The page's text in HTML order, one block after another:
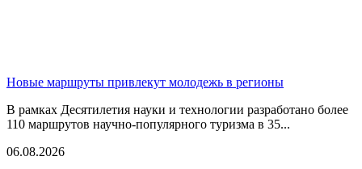
Новые маршруты привлекут молодежь в регионы
В рамках Десятилетия науки и технологии разработано более
110 маршрутов научно-популярного туризма в 35...
06.08.2026